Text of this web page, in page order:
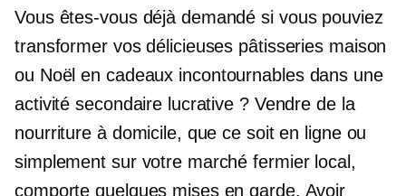
Vous êtes-vous déjà demandé si vous pouviez
transformer vos délicieuses pâtisseries maison
ou Noël en cadeaux incontournablesdans une
activité secondaire lucrative ? Vendre de la
nourriture à domicile, que ce soit en ligne ou
simplement sur votre marché fermier local,
comporte quelques mises en garde. Avoir